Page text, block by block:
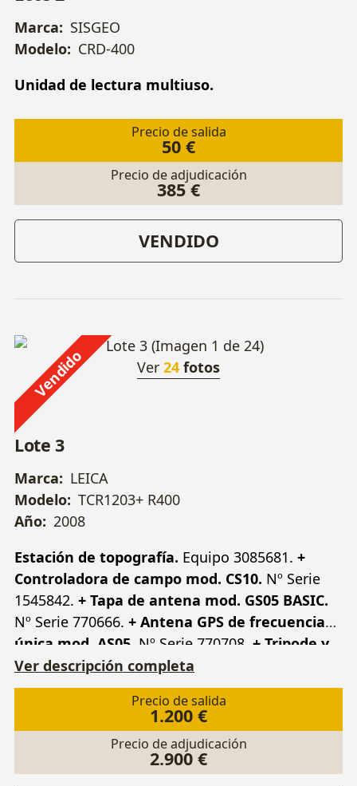
Marca: SISGEO
Modelo: CRD-400
Unidad de lectura multiuso.
Precio de salida
50 €
Precio de adjudicación
385 €
VENDIDO
Vendido Ver 24 fotos
Lote 3
Marca: LEICA
Modelo: TCR1203+ R400
Año: 2008
Estación de topografía. Equipo 3085681. +
Controladora de campo mod. CS10. Nº Serie
1545842. + Tapa de antena mod. GS05 BASIC.
Nº Serie 770666. + Antena GPS de frecuencia
única mod. AS05. Nº Serie 770708. + Tripode y
varios.
Ver descripción completa
Precio de salida
1.200 €
Precio de adjudicación
2.900 €